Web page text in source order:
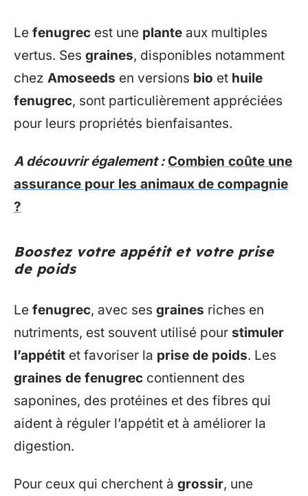
Le fenugrec est une plante aux multiples
vertus. Ses graines, disponibles notamment
chez Amoseeds en versions bio et huile
fenugrec, sont particulièrement appréciées
pour leurs propriétés bienfaisantes.
A découvrir également : Combien coûte une
assurance pour les animaux de compagnie
?
Boostez votre appétit et votre prise
de poids
Le fenugrec, avec ses graines riches en
nutriments, est souvent utilisé pour stimuler
l’appétit et favoriser la prise de poids. Les
graines de fenugrec contiennent des
saponines, des protéines et des fibres qui
aident à réguler l’appétit et à améliorer la
digestion.
Pour ceux qui cherchent à grossir, une